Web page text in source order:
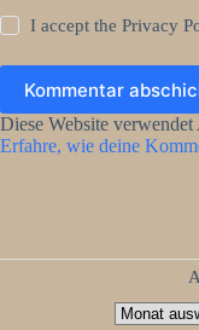
I accept thePrivacy
Kommentar
Diese Website
Erfahre, wie deine